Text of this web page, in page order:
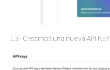
1.3- Creamos una nueva API KEY